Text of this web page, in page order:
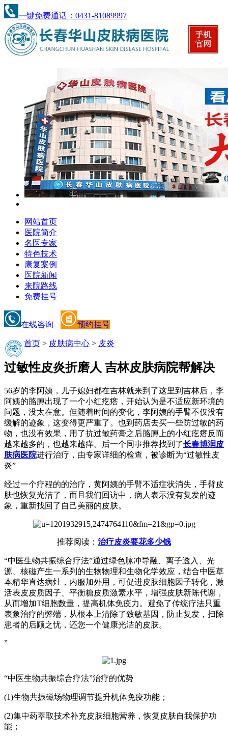
一键免费通话：0431-81089997
网站首页
医院简介
名医专家
特色技术
康复案例
医院新闻
来院路线
免费挂号
在线咨询 预约挂号
首页 > 皮肤病中心 > 皮炎
过敏性皮炎折磨人 吉林皮肤病院帮解决
56岁的李阿姨，儿子媳妇都在吉林就来到了这里到吉林后，李
阿姨的胳膊出现了一个小红疙瘩，开始认为是不适应新环境的
问题，没太在意。但随着时间的变化，李阿姨的手臂不仅没有
缓解的迹象，这变得更严重了。也到药店去买一些防过敏的药
物，也没有效果，用了抗过敏药膏之后胳膊上的小红疙瘩反而
越来越多的，也越来越痒。后一个同事推荐找到了长春博润皮
肤病医院进行治疗，由专家详细的检查，被诊断为“过敏性皮
炎”
经过一个疗程的的治疗，黄阿姨的手臂不适症状消失，手臂皮
肤也恢复光洁了，而且我们回访中，病人表示没有复发的迹
象，重新找回了自己美丽的皮肤。
推荐阅读： 治疗皮炎要花多少钱
“中医生物共振综合疗法”通过绿色脉冲导融、离子透入、光
源、核磁产生一系列的生物物理和生物化学效应，结合中医草
本精华直达病灶，内服加外用，可促进皮肤细胞因子转化，激
活表皮皮质因子、平衡糖皮质激素水平，增强皮肤新陈代谢，
从而增加T细胞数量，提高机体免疫力。避免了传统疗法只重
表象治疗的弊端，从根本上清除了致敏基因，防止复发，扫除
患者的后顾之忧，还您一个健康光洁的皮肤。
”
“中医生物共振综合疗法”治疗的优势
(1)生物共振磁场物理调节提升机体免疫功能；
(2)集中药萃取技术补充皮肤细胞营养，恢复皮肤自我保护功
能；